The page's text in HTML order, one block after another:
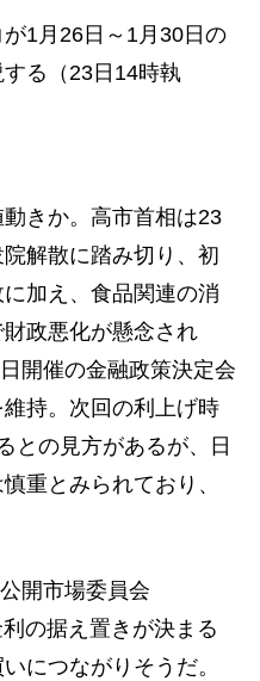
1月26日～1月30日の
る（23日14時執
きか。高市首相は23
解散に踏み切り、初
加え、食品関連の消
政悪化が懸念され
開催の金融政策決定会
持。次回の利上げ時
との見方があるが、日
重とみられており、
開市場委員会
の据え置きが決まる
につながりそうだ。